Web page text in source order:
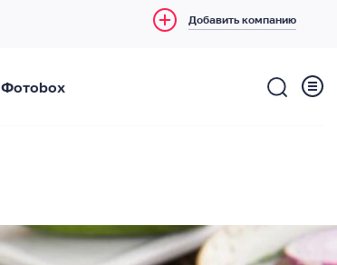
Добавить компанию
Фотоbox